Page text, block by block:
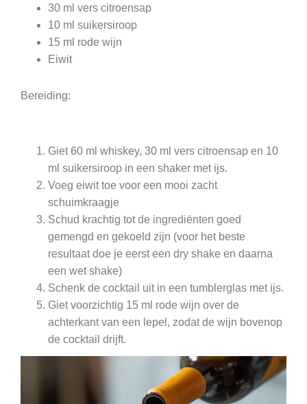
30 ml vers citroensap
10 ml suikersiroop
15 ml rode wijn
Eiwit
Bereiding:
Giet 60 ml whiskey, 30 ml vers citroensap en 10
ml suikersiroop in een shaker met ijs.
Voeg eiwit toe voor een mooi zacht
schuimkraagje
Schud krachtig tot de ingrediënten goed
gemengd en gekoeld zijn (voor het beste
resultaat doe je eerst een dry shake en daarna
een wet shake)
Schenk de cocktail uit in een tumblerglas met ijs.
Giet voorzichtig 15 ml rode wijn over de
achterkant van een lepel, zodat de wijn bovenop
de cocktail drijft.